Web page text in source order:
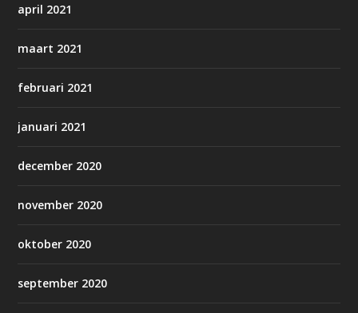
april 2021
maart 2021
februari 2021
januari 2021
december 2020
november 2020
oktober 2020
september 2020